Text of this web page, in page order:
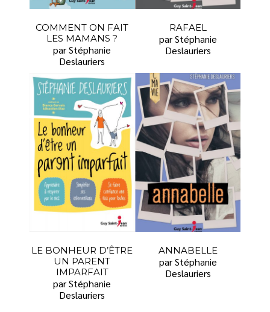
COMMENT ON FAIT
LES MAMANS ?
par Stéphanie
Deslauriers
RAFAEL
par Stéphanie
Deslauriers
LE BONHEUR D’ÊTRE
UN PARENT
IMPARFAIT
par Stéphanie
Deslauriers
ANNABELLE
par Stéphanie
Deslauriers